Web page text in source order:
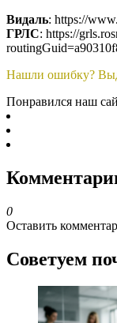
Видаль: https://
ГРЛС: https://
Нашли ошибку?
Понравился наш
0
Оставить
Советуем